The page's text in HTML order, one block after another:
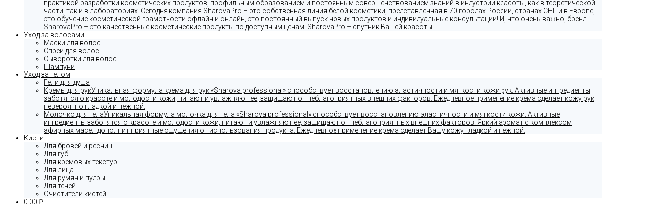
практикой разработки косметических продуктов, профильным образованием и постоянным совершенствованием знаний в индустрии красоты, как в теоретической
части, так и в лабораториях. Сегодня компания SharovaPro – это собственная линия белой косметики, представленная в 70 городах России, странах СНГ и в Европе,
это обучение косметической грамотности офлайн и онлайн, это постоянный выпуск новых продуктов и индивидуальные консультации! И, что очень важно, бренд
SharovaPro – это качественные косметические продукты по доступным ценам! SharovaPro – спутник Вашей красоты!
Уход за волосами
Маски для волос
Спреи для волос
Сыворотки для волос
Шампуни
Уход за телом
Гели для душа
Кремы для рукУникальная формула крема для рук «Sharova professional» способствует восстановлению эластичности и мягкости кожи рук. Активные ингредиенты
заботятся о красоте и молодости кожи, питают и увлажняют ее, защищают от неблагоприятных внешних факторов. Ежедневное применение крема сделает кожу рук
невероятно гладкой и нежной.
Молочко для телаУникальная формула молочка для тела «Sharova professional» способствует восстановлению эластичности и мягкости кожи. Активные
ингредиенты заботятся о красоте и молодости кожи, питают и увлажняют ее, защищают от неблагоприятных внешних факторов. Яркий аромат с комплексом
эфирных масел дополнит приятные ощущения от использования продукта. Ежедневное применение крема сделает Вашу кожу гладкой и нежной.
Кисти
Для бровей и ресниц
Для губ
Для кремовых текстур
Для лица
Для румян и пудры
Для теней
Очистители кистей
0.00 ₽